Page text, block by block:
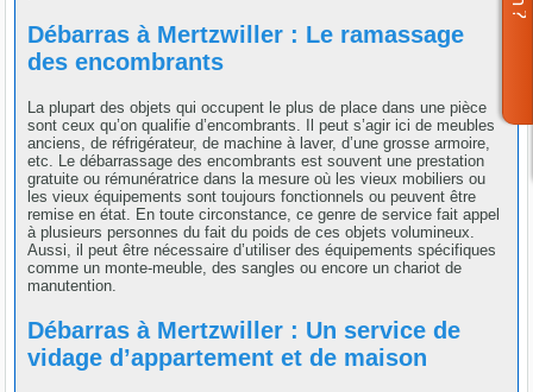
Débarras à Mertzwiller : Le ramassage
des encombrants
La plupart des objets qui occupent le plus de place dans une pièce
sont ceux qu’on qualifie d’encombrants. Il peut s’agir ici de meubles
anciens, de réfrigérateur, de machine à laver, d’une grosse armoire,
etc. Le débarrassage des encombrants est souvent une prestation
gratuite ou rémunératrice dans la mesure où les vieux mobiliers ou
les vieux équipements sont toujours fonctionnels ou peuvent être
remise en état. En toute circonstance, ce genre de service fait appel
à plusieurs personnes du fait du poids de ces objets volumineux.
Aussi, il peut être nécessaire d’utiliser des équipements spécifiques
comme un monte-meuble, des sangles ou encore un chariot de
manutention.
Débarras à Mertzwiller : Un service de
vidage d’appartement et de maison